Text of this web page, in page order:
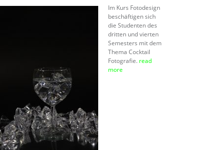
Im Kurs Fotodesign
beschäftigen sich
die Studenten des
dritten und vierten
Semesters mit dem
Thema Cocktail
Fotografie. read
more